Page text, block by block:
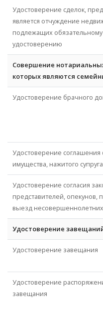
Удостоверение сделок,
является отчуждение
подлежащих
удостоверению
Совершение
которых являются
Удостоверение брачного
Удостоверение
имущества, нажитого
Удостоверение согласия
представителей, опекунов,
выезд
Удостоверение
Удостоверение завещания
Удостоверение
завещания